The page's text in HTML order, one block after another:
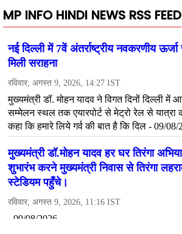
MP INFO HINDI NEWS RSS FEED